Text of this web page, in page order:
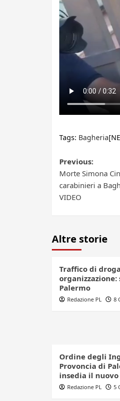
Tags: Bagheria
Post
Previous:
Morte Simona
carabinieri a
VIDEO
Altre storie
Traffico di
organizzazione:
Palermo
Redazione PL 8
Ordine degli
Provoncia di
insedia il
Redazione PL 5